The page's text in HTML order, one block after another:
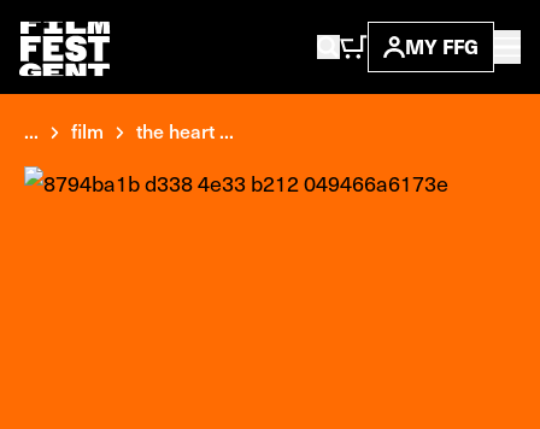
MY FFG
... film the heart ...